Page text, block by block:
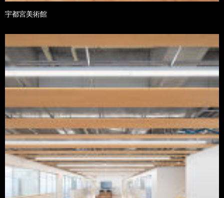
宇都宮美術館